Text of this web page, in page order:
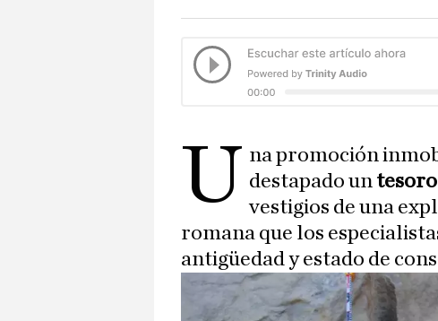
U na promoción
destapado un
vestigios de una
romana que los
antigüedad y estado de